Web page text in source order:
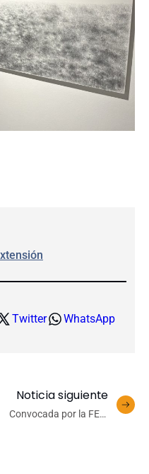
Twitter WhatsApp
Noticia siguiente
Convocada por la FEC: